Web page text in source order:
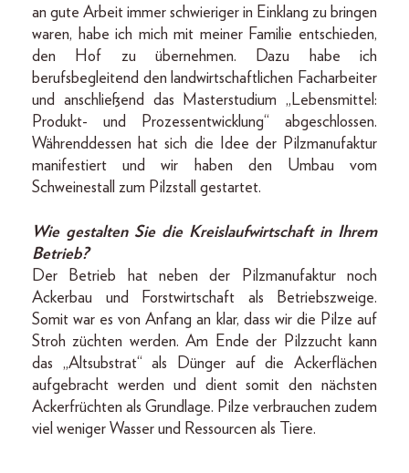
an gute Arbeit immer schwieriger in Einklang zu bringen
waren, habe ich mich mit meiner Familie entschieden,
den Hof zu übernehmen. Dazu habe ich
berufsbegleitend den landwirtschaftlichen Facharbeiter
und anschließend das Masterstudium „Lebensmittel:
Produkt- und Prozessentwicklung“ abgeschlossen.
Währenddessen hat sich die Idee der Pilzmanufaktur
manifestiert und wir haben den Umbau vom
Schweinestall zum Pilzstall gestartet.
Wie gestalten Sie die Kreislaufwirtschaft in Ihrem
Betrieb?
Der Betrieb hat neben der Pilzmanufaktur noch
Ackerbau und Forstwirtschaft als Betriebszweige.
Somit war es von Anfang an klar, dass wir die Pilze auf
Stroh züchten werden. Am Ende der Pilzzucht kann
das „Altsubstrat“ als Dünger auf die Ackerflächen
aufgebracht werden und dient somit den nächsten
Ackerfrüchten als Grundlage. Pilze verbrauchen zudem
viel weniger Wasser und Ressourcen als Tiere.